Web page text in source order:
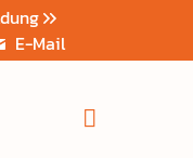
E-Mail